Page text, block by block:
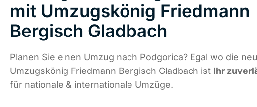
mit Umzugskönig Friedmann
Bergisch Gladbach
Planen Sie einen Umzug nach Podgorica? Egal wo die
Umzugskönig Friedmann Bergisch Gladbach ist Ihr
für nationale & internationale Umzüge.